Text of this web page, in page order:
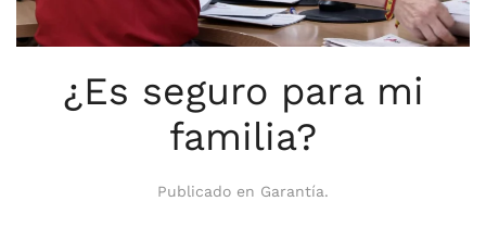
¿Es seguro para mi
familia?
Publicado en Garantía.